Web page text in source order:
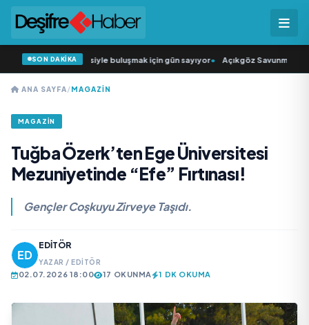
SON DAKİKA
Şarkıcısı” seyircisiyle buluşmak için gün sayıyor• Açıkgöz Savunma
ANA SAYFA/MAGAZIN
MAGAZIN
Tuğba Özerk’ten Ege Üniversitesi
Mezuniyetinde “Efe” Fırtınası!
Gençler Coşkuyu Zirveye Taşıdı.
EDITÖR
YAZAR / EDITÖR
02.07.2026 18:00 17 OKUNMA 1 DK OKUMA